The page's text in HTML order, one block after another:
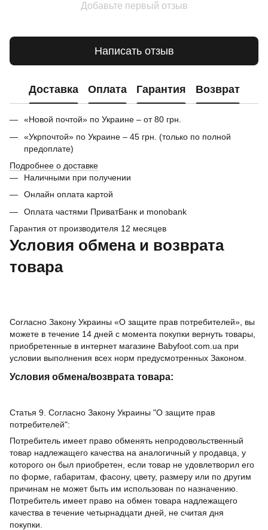
Добавьте первый отзыв
Написать отзыв
Доставка Оплата Гарантия Возврат
«Новой почтой» по Украине – от 80 грн.
«Укрпочтой» по Украине – 45 грн. (только по полной
предоплате)
Подробнее о доставке
Наличными при получении
Онлайн оплата картой
Оплата частями ПриватБанк и monobank
Гарантия от производителя 12 месяцев
Условия обмена и возврата
товара
Согласно Закону Украины «О защите прав потребителей», вы
можете в течение 14 дней с момента покупки вернуть товары,
приобретенные в интернет магазине Babyfoot.com.ua при
условии выполнения всех норм предусмотренных Законом.
Условия обмена/возврата товара:
Статья 9. Согласно Закону Украины "О защите прав
потребителей":
Потребитель имеет право обменять непродовольственный
товар надлежащего качества на аналогичный у продавца, у
которого он был приобретен, если товар не удовлетворил его
по форме, габаритам, фасону, цвету, размеру или по другим
причинам не может быть им использован по назначению.
Потребитель имеет право на обмен товара надлежащего
качества в течение четырнадцати дней, не считая дня
покупки.